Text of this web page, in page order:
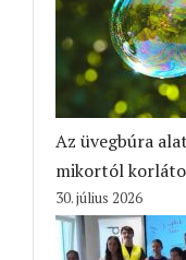
Az üvegbúra
mikortól
30. július 2026